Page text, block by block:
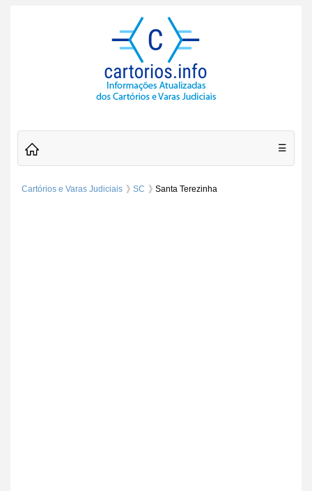
☰
Cartórios e Varas Judiciais SC Santa Terezinha